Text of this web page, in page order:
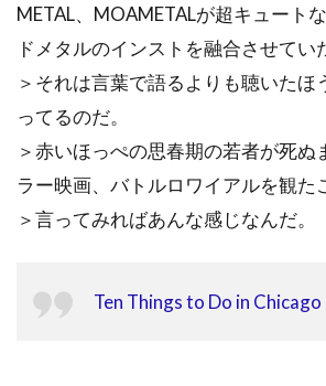
METAL、MOAMETALが超キュート
ドメタルのインストを融合させてい
＞それは言葉で語るよりも聴いたほ
ってるのだ。
＞赤いほっぺの思春期の若者が死ぬ
ラー映画、バトルロワイアルを観た
＞言ってみればあんな感じなんだ。
Ten Things to Do in